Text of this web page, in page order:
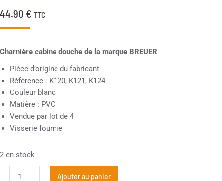
44.90 € TTC
Charnière cabine douche de la marque BREUER
Pièce d’origine du fabricant
Référence : K120, K121, K124
Couleur blanc
Matière : PVC
Vendue par lot de 4
Visserie fournie
2 en stock
Ajouter au panier